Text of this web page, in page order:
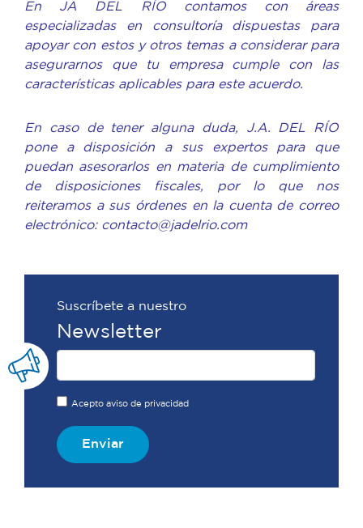
En JA DEL RÍO contamos con áreas
especializadas en consultoría dispuestas para
apoyar con estos y otros temas a considerar para
asegurarnos que tu empresa cumple con las
características aplicables para este acuerdo.
En caso de tener alguna duda, J.A. DEL RÍO
pone a disposición a sus expertos para que
puedan asesorarlos en materia de cumplimiento
de disposiciones fiscales, por lo que nos
reiteramos a sus órdenes en la cuenta de correo
electrónico: contacto@jadelrio.com
Suscríbete a nuestro
Newsletter
Acepto aviso de privacidad
Enviar